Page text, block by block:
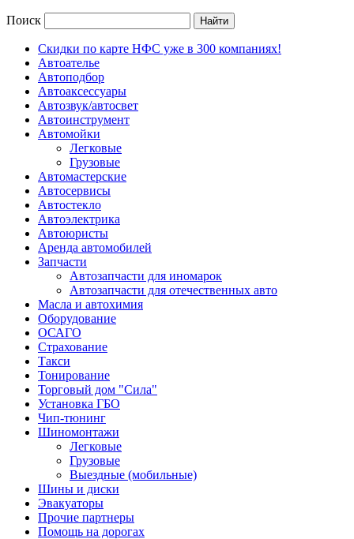
Поиск
Скидки по карте НФС уже в 300 компаниях!
Автоателье
Автоподбор
Автоаксессуары
Автозвук/автосвет
Автоинструмент
Автомойки
Легковые
Грузовые
Автомастерские
Автосервисы
Автостекло
Автоэлектрика
Автоюристы
Аренда автомобилей
Запчасти
Автозапчасти для иномарок
Автозапчасти для отечественных авто
Масла и автохимия
Оборудование
ОСАГО
Страхование
Такси
Тонирование
Торговый дом "Сила"
Установка ГБО
Чип-тюнинг
Шиномонтажи
Легковые
Грузовые
Выездные (мобильные)
Шины и диски
Эвакуаторы
Прочие партнеры
Помощь на дорогах